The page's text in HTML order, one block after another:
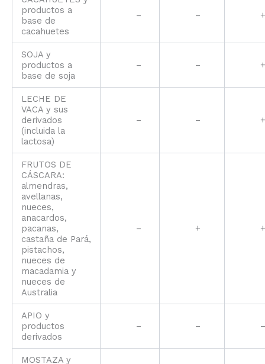
productos a
base de
cacahuetes
– – +
SOJA y
productos a
base de soja
– – +
LECHE DE
VACA y sus
derivados
(incluida la
lactosa)
– – +
FRUTOS DE
CÁSCARA:
almendras,
avellanas,
nueces,
anacardos,
pacanas,
castaña de Pará,
pistachos,
nueces de
macadamia y
nueces de
Australia
– + +
APIO y
productos
derivados
– – –
MOSTAZA y